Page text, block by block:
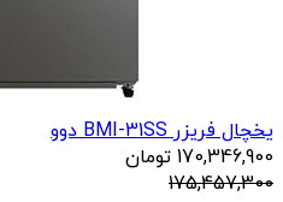
یخچال فریزر BMI-31SS دوو
170,346,900 تومان
175,457,300